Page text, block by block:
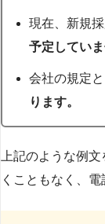
現在、新規
予定していま
会社の規定と
ります。
上記のような例
くこともなく、